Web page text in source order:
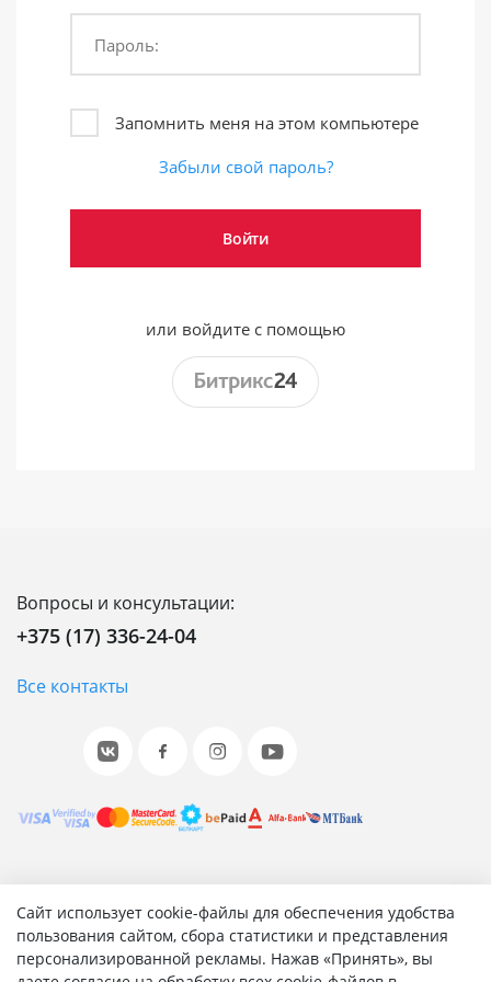
Сайт использует cookie-файлы для обеспечения удобства
пользования сайтом, сбора статистики и представления
персонализированной рекламы. Нажав «Принять», вы
Пароль:
Запомнить меня на этом компьютере
Забыли свой пароль?
или войдите с помощью
Вопросы и консультации:
+375 (17) 336-24-04
Все контакты
© 2001-2026 «Битрикс», «1С-Битрикс». Работает на 1С-
Битрикс: Управление сайтом.
Согласие на обработку персональных данных